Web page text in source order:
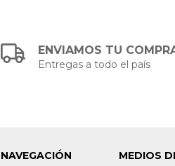
ENVIAMOS TU
Entregas a todo el país
NAVEGACIÓN
MEDIOS